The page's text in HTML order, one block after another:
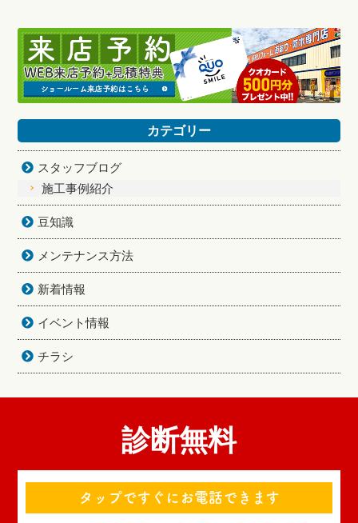
カテゴリー
スタッフブログ
施工事例紹介
豆知識
メンテナンス方法
新着情報
イベント情報
チラシ
診断無料
タップですぐにお電話できます